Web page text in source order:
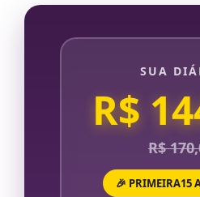
SUA
R$
R$
🎉 PRIMEIRA15